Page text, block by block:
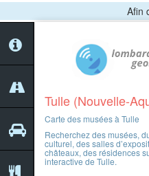
Afin
Tulle (Nouvelle-
Carte des musées à Tulle
Recherchez des musées,
culturel, des salles
châteaux, des résidences
interactive de Tulle.